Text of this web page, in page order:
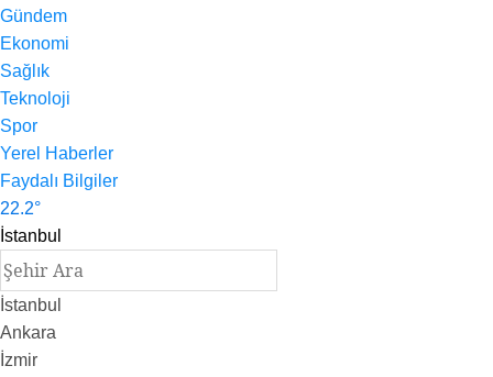
Gündem
Ekonomi
Sağlık
Teknoloji
Spor
Yerel Haberler
Faydalı Bilgiler
22.2°
İstanbul
İstanbul
Ankara
İzmir